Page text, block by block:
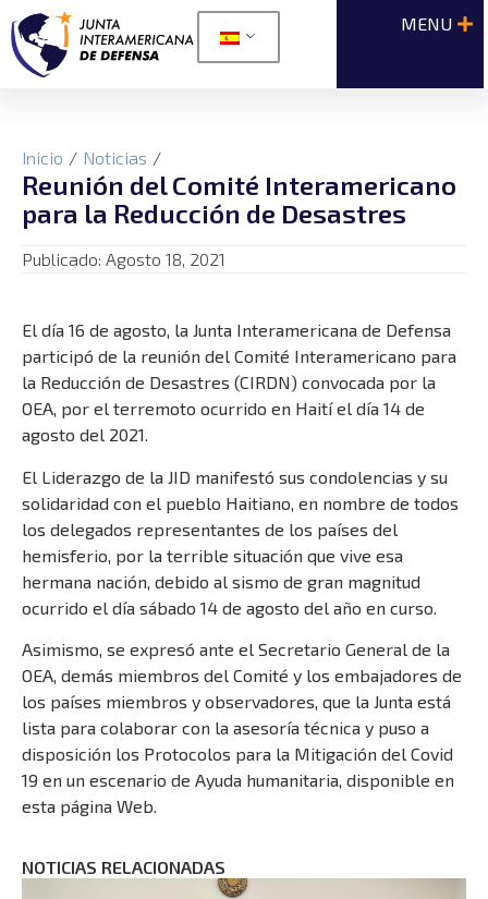
Inicio / Noticias /
Reunión del Comité Interamericano
para la Reducción de Desastres
Publicado: Agosto 18, 2021
El día 16 de agosto, la Junta Interamericana de Defensa
participó de la reunión del Comité Interamericano para
la Reducción de Desastres (CIRDN) convocada por la
OEA, por el terremoto ocurrido en Haití el día 14 de
agosto del 2021.
El Liderazgo de la JID manifestó sus condolencias y su
solidaridad con el pueblo Haitiano, en nombre de todos
los delegados representantes de los países del
hemisferio, por la terrible situación que vive esa
hermana nación, debido al sismo de gran magnitud
ocurrido el día sábado 14 de agosto del año en curso.
Asimismo, se expresó ante el Secretario General de la
OEA, demás miembros del Comité y los embajadores de
los países miembros y observadores, que la Junta está
lista para colaborar con la asesoría técnica y puso a
disposición los Protocolos para la Mitigación del Covid
19 en un escenario de Ayuda humanitaria, disponible en
esta página Web.
NOTICIAS RELACIONADAS